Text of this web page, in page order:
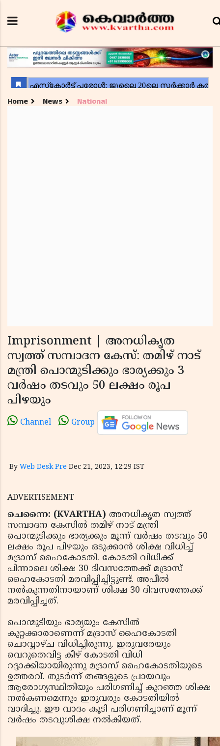
Home News National
Imprisonment | അനധികൃത
സ്വത്ത് സമ്പാദന കേസ്: തമിഴ് നാട്
മന്ത്രി പൊന്മുടിക്കും ഭാര്യക്കും 3
വര്‍ഷം തടവും 50 ലക്ഷം രൂപ
പിഴയും
Channel Group
By Web Desk Pre Dec 21, 2023, 12:29 IST
ADVERTISEMENT
ചെന്നൈ: (KVARTHA) അനധികൃത സ്വത്ത്
സമ്പാദന കേസില്‍ തമിഴ് നാട് മന്ത്രി
പൊന്മുടിക്കും ഭാര്യക്കും മൂന്ന് വര്‍ഷം തടവും 50
ലക്ഷം രൂപ പിഴയും ഒടുക്കാന്‍ ശിക്ഷ വിധിച്ച്
മദ്രാസ് ഹൈകോടതി. കോടതി വിധിക്ക്
പിന്നാലെ ശിക്ഷ 30 ദിവസത്തേക്ക് മദ്രാസ്
ഹൈകോടതി മരവിപ്പിച്ചിട്ടുണ്ട്. അപീല്‍
നല്‍കുന്നതിനായാണ് ശിക്ഷ 30 ദിവസത്തേക്ക്
മരവിപ്പിച്ചത്.
പൊന്മുടിയും ഭാര്യയും കേസില്‍
കുറ്റക്കാരാണെന്ന് മദ്രാസ് ഹൈകോടതി
ചൊവ്വാഴ്ച വിധിച്ചിരുന്നു. ഇരുവരേയും
വെറുതെവിട്ട കീഴ് കോടതി വിധി
റദ്ദാക്കിയായിരുന്നു മദ്രാസ് ഹൈകോടതിയുടെ
ഉത്തരവ്. തുടര്‍ന്ന് തങ്ങളുടെ പ്രായവും
ആരോഗ്യസ്ഥിതിയും പരിഗണിച്ച് കുറഞ്ഞ ശിക്ഷ
നല്‍കണമെന്നും ഇരുവരും കോടതിയില്‍
വാദിച്ചു. ഈ വാദം കൂടി പരിഗണിച്ചാണ് മൂന്ന്
വര്‍ഷം തടവുശിക്ഷ നല്‍കിയത്.